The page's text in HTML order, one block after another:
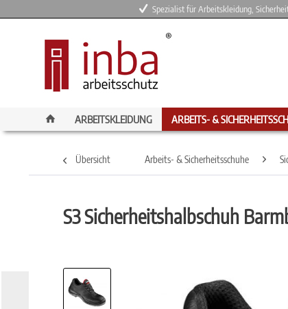
Spezialist für Arbeitskleidung,
ARBEITSKLEIDUNG ARBEITS- &
Übersicht Arbeits- & Sicherheitsschuhe
S3 Sicherheitshalbschuh